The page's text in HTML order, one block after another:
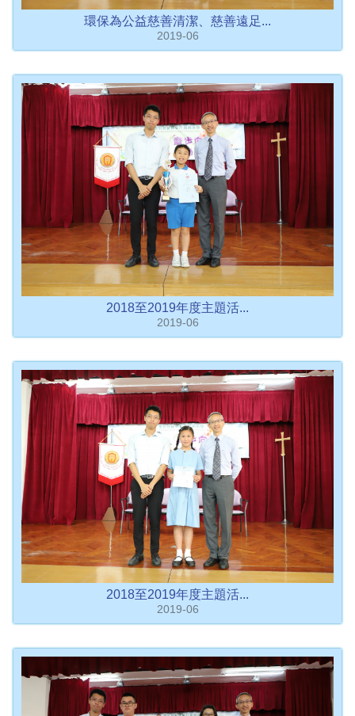
環保為公益慈善清潔、慈善遠足...
2019-06
2018至2019年度主題活...
2019-06
2018至2019年度主題活...
2019-06